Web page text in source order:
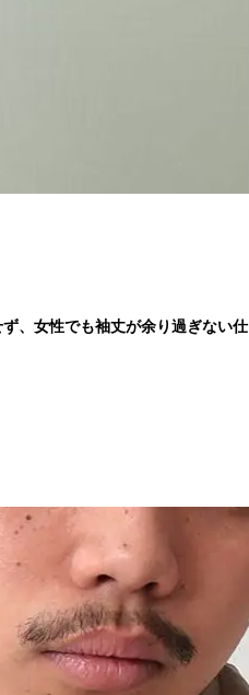
、女性でも袖丈が余り過ぎない仕